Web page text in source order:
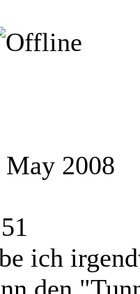
2008
ich
den